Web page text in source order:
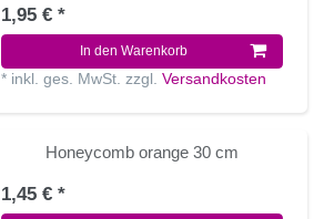
1,95 € *
In den Warenkorb
* inkl. ges. MwSt. zzgl.Versandkosten
Honeycomb orange 30 cm
1,45 € *